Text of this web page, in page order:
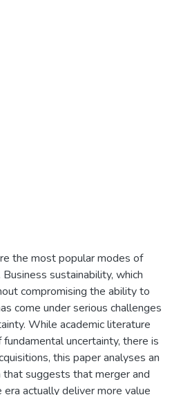
the most popular modes of
sustainability, which
compromising the ability to
come under serious challenges
While academic literature
uncertainty, there is
this paper analyses an
suggests that merger and
era actually deliver more value